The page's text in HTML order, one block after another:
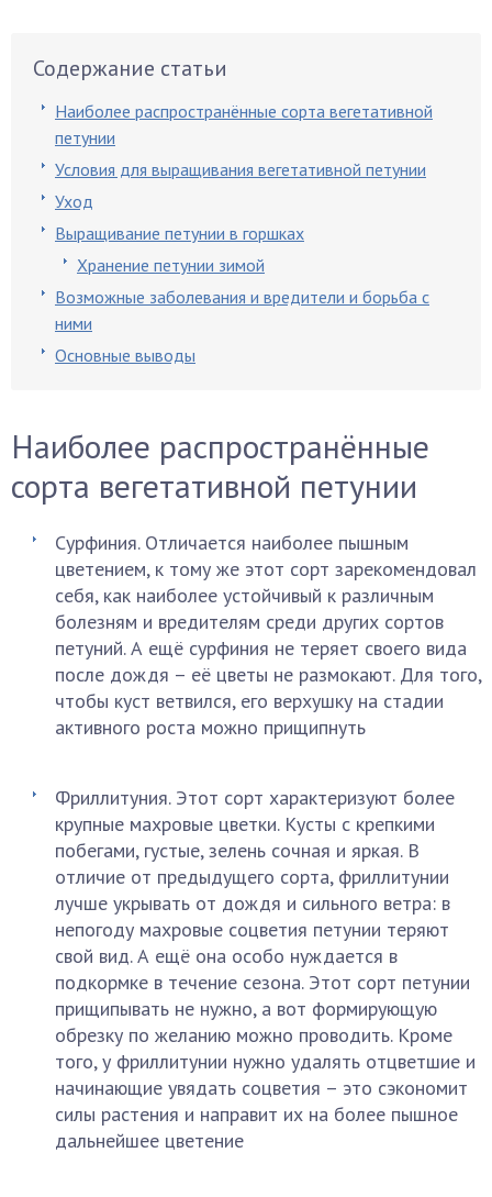
Содержание статьи
Наиболее распространённые сорта вегетативной
петунии
Условия для выращивания вегетативной петунии
Уход
Выращивание петунии в горшках
Хранение петунии зимой
Возможные заболевания и вредители и борьба с
ними
Основные выводы
Наиболее распространённые
сорта вегетативной петунии
Сурфиния. Отличается наиболее пышным
цветением, к тому же этот сорт зарекомендовал
себя, как наиболее устойчивый к различным
болезням и вредителям среди других сортов
петуний. А ещё сурфиния не теряет своего вида
после дождя – её цветы не размокают. Для того,
чтобы куст ветвился, его верхушку на стадии
активного роста можно прищипнуть
Фриллитуния. Этот сорт характеризуют более
крупные махровые цветки. Кусты с крепкими
побегами, густые, зелень сочная и яркая. В
отличие от предыдущего сорта, фриллитунии
лучше укрывать от дождя и сильного ветра: в
непогоду махровые соцветия петунии теряют
свой вид. А ещё она особо нуждается в
подкормке в течение сезона. Этот сорт петунии
прищипывать не нужно, а вот формирующую
обрезку по желанию можно проводить. Кроме
того, у фриллитунии нужно удалять отцветшие и
начинающие увядать соцветия – это сэкономит
силы растения и направит их на более пышное
дальнейшее цветение